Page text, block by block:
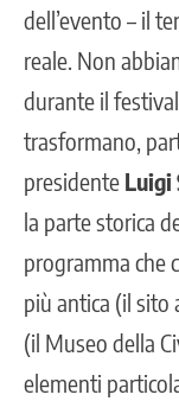
dell’evento – il
reale. Non
durante il
trasformano,
presidente Luigi
la parte storica
programma che
più antica (il sito
(il Museo della
elementi